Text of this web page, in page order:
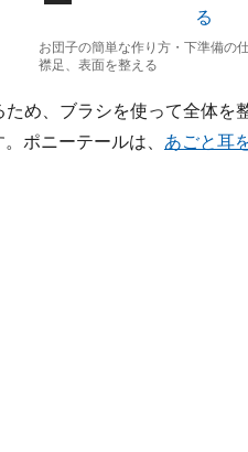
お団子の簡単な作り方・下準備の
襟足、表面を整える
め、ブラシを使って全体
ポニーテールは、 あごと耳